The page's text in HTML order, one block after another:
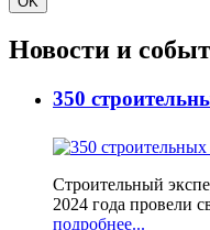
Новости и
350
Строительный
2024 года провели
подробнее...